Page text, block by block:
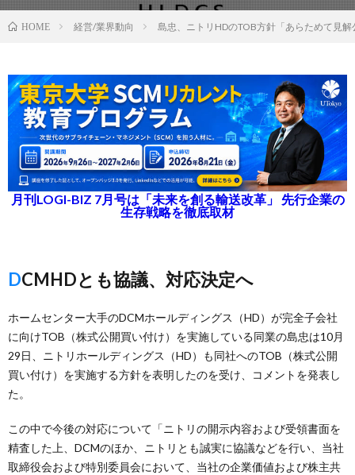
HOME 経営/業界動向 島忠、ニトリHDのTOB方針「あらためて見解
月刊LOGI-BIZ 7月号は「未来を創る輸送改革」 先行企業の
生存戦略を徹底取材
DCMHDとも協議、対応決定へ
ホームセンター大手のDCMホールディングス（HD）が完全子会社
に向けTOB（株式公開買い付け）を実施している同業の島忠は10月
29日、ニトリホールディングス（HD）も同社へのTOB（株式公開
買い付け）を実施する方針を表明したのを受け、コメントを発表し
た。
この中で今後の対応について「ニトリの開示内容および受領書面を
精査した上、DCMのほか、ニトリとも誠実に協議などを行い、当社
取締役会および特別委員会において、当社の企業価値および株主共